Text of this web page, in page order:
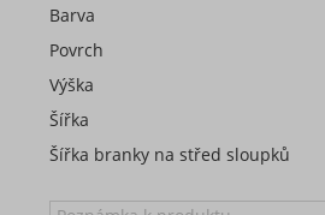
Barva
Povrch
Výška
Šířka
Šířka branky na střed sloupků